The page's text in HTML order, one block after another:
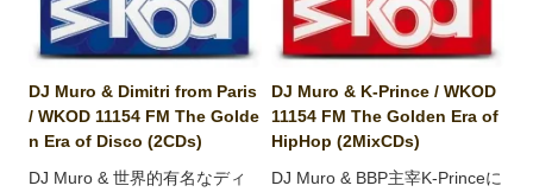
DJ Muro & Dimitri from Paris
/ WKOD 11154 FM The Golde
n Era of Disco (2CDs)
DJ Muro & 世界的有名なディ
DJ Muro & K-Prince / WKOD
11154 FM The Golden Era of
HipHop (2MixCDs)
DJ Muro & BBP主宰K-Princeに